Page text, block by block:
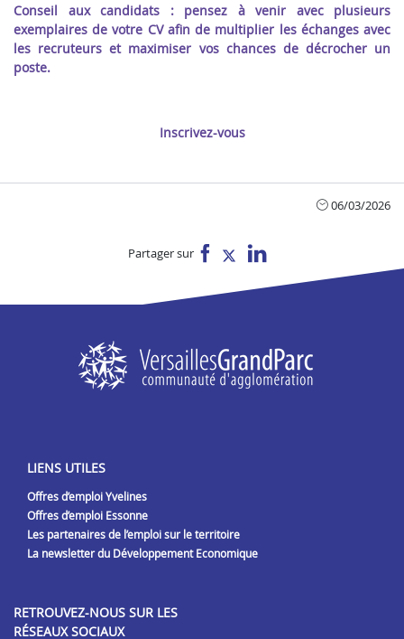
Conseil aux candidats : pensez à venir avec plusieurs
exemplaires de votre CV afin de multiplier les échanges avec
les recruteurs et maximiser vos chances de décrocher un
poste.
Inscrivez-vous
06/03/2026
Partager sur
LIENS UTILES
Offres d’emploi Yvelines
Offres d’emploi Essonne
Les partenaires de l’emploi sur le territoire
La newsletter du Développement Economique
RETROUVEZ-NOUS SUR LES
RÉSEAUX SOCIAUX